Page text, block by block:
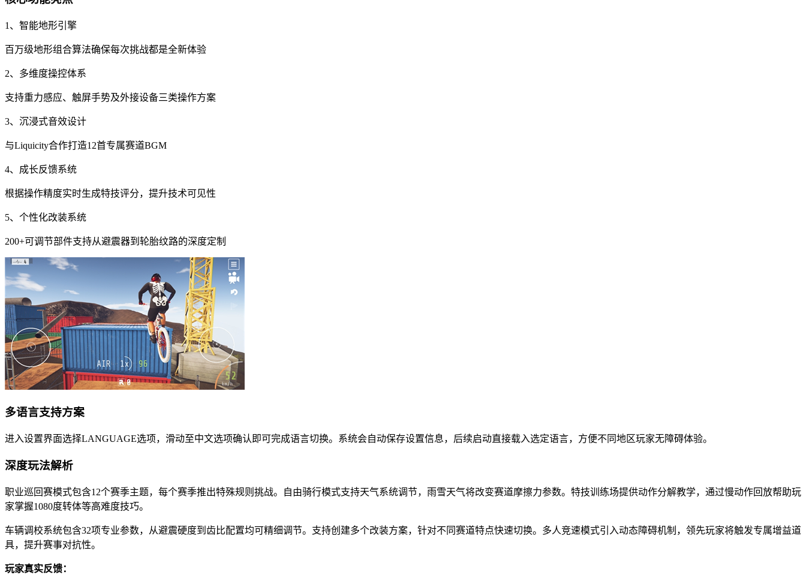
1、智能地形引擎
百万级地形组合算法确保每次挑战都是全新体验
2、多维度操控体系
支持重力感应、触屏手势及外接设备三类操作方案
3、沉浸式音效设计
与Liquicity合作打造12首专属赛道BGM
4、成长反馈系统
根据操作精度实时生成特技评分，提升技术可见性
5、个性化改装系统
200+可调节部件支持从避震器到轮胎纹路的深度定制
多语言支持方案
进入设置界面选择LANGUAGE选项，滑动至中文选项确认即可完成语言切换。系统会自动保存设置信息，后续启动直接载入选定语言，方便不同地区玩家无障碍体验。
深度玩法解析
职业巡回赛模式包含12个赛季主题，每个赛季推出特殊规则挑战。自由骑行模式支持天气系统调节，雨雪天气将改变赛道摩擦力参数。特技训练场提供动作分解教学，通过慢动作回放帮助玩
家掌握1080度转体等高难度技巧。
车辆调校系统包含32项专业参数，从避震硬度到齿比配置均可精细调节。支持创建多个改装方案，针对不同赛道特点快速切换。多人竞速模式引入动态障碍机制，领先玩家将触发专属增益道
具，提升赛事对抗性。
玩家真实反馈：